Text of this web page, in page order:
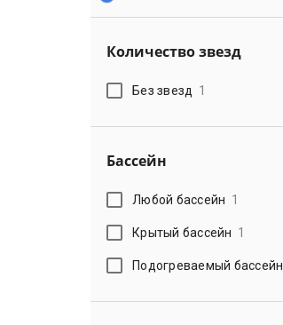
Количество звезд
Без звезд 1
Бассейн
Любой бассейн 1
Крытый бассейн 1
Подогреваемый бассейн